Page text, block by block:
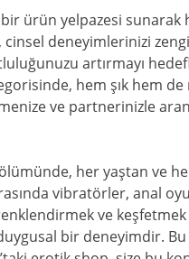
ürün yelpazesi
cinsel deneyimlerinizi
artırmayı
hem şık hem
ve partnerinizle
her yaştan ve
vibratörler, anal
ve
bir deneyimdir.